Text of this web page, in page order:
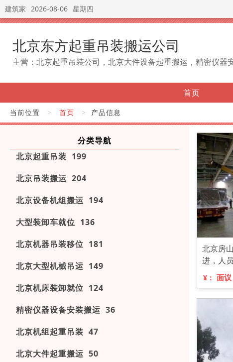
建筑家 2026-08-06 星期四
北京东方起重吊装搬运公司
主营：北京起重吊装公司，北京大件设备起重搬运，精密仪器
首页
当前位置 > 首页 > 产品信息
分类导航
北京起重吊装 199
北京吊装搬运 204
北京设备机组搬运 194
大型装卸车就位 136
北京机器吊装移位 181
北京大型机械吊运 149
北京机床装卸就位 124
精密仪器设备安装搬运 36
北京机组起重吊装 47
北京大件起重搬运 50
北京房
进，人
¥： 面议